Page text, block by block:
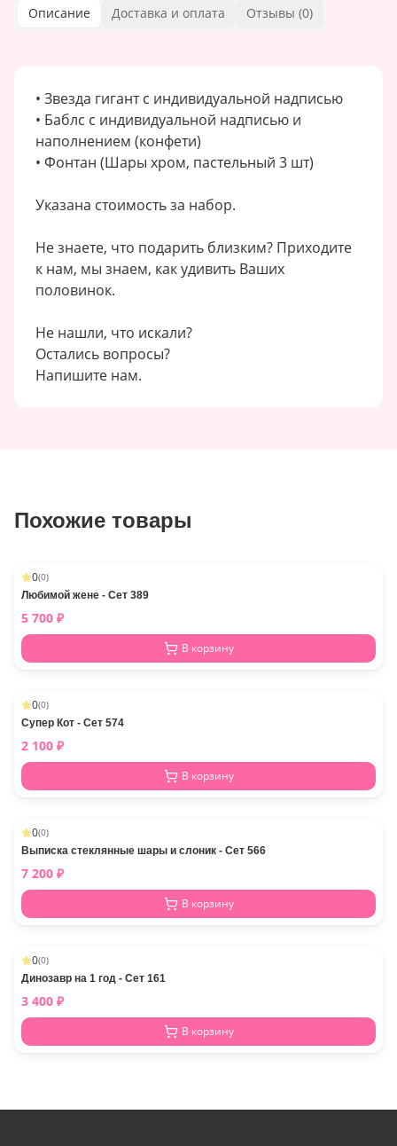
Описание Доставка и оплата Отзывы (0)
• Звезда гигант с индивидуальной надписью
• Баблс с индивидуальной надписью и
наполнением (конфети)
• Фонтан (Шары хром, пастельный 3 шт)
Указана стоимость за набор.
Не знаете, что подарить близким? Приходите
к нам, мы знаем, как удивить Ваших
половинок.
Не нашли, что искали?
Остались вопросы?
Напишите нам.
Похожие товары
0(0)
Любимой жене - Сет 389
5 700 ₽
В корзину
0(0)
Супер Кот - Сет 574
2 100 ₽
В корзину
0(0)
Выписка стеклянные шары и слоник - Сет 566
7 200 ₽
В корзину
0(0)
Динозавр на 1 год - Сет 161
3 400 ₽
В корзину